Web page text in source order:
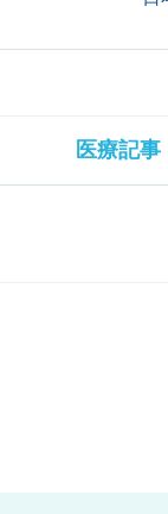
医療記事